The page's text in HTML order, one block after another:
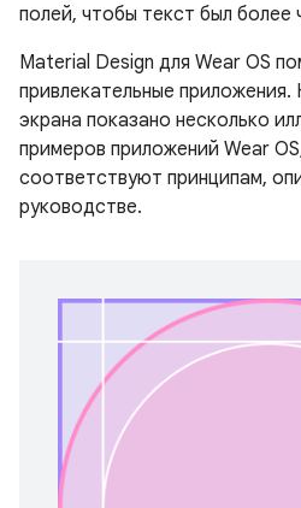
полей, чтобы текст был более
Material Design для Wear OS
привлекательные
экрана показано несколько
примеров приложений Wear
соответствуют принципам,
руководстве.